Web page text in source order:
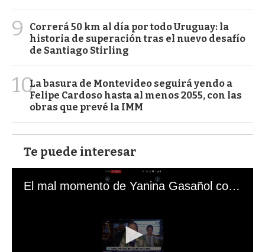
9
Correrá 50 km al día por todo Uruguay: la
historia de superación tras el nuevo desafío
de Santiago Stirling
10La basura de Montevideo seguirá yendo a
Felipe Cardoso hasta al menos 2055, con las
obras que prevé la IMM
Te puede interesar
El mal momento de Yanina Gasañol con un hincha argentino en "Subrayado"